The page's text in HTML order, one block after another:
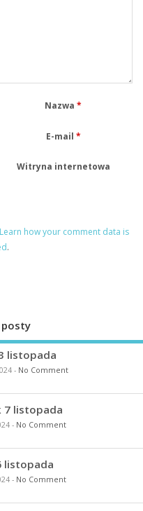
Nazwa*
E-mail *
Witryna internetowa
Learn how your comment data is
.
posty
listopada
- No Comment
7 listopada
- No Comment
listopada
- No Comment